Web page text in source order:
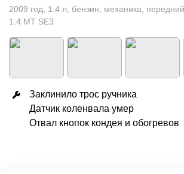
2009 год 1.4 л бензин механика передний
1.4 MT SE3
Заклинило трос ручника
Датчик коленвала умер
Отвал кнопок кондея и обогревов